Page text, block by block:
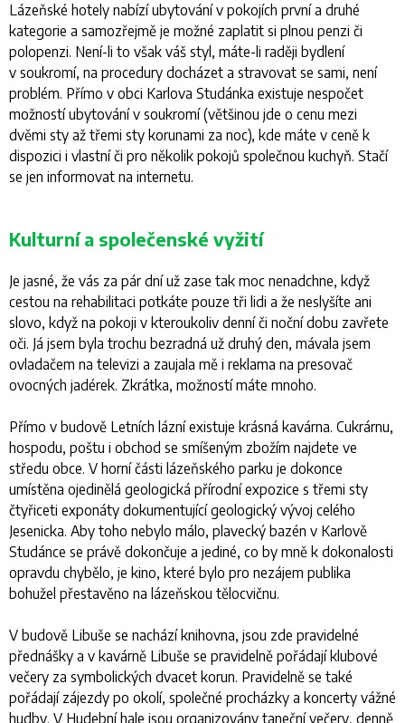
Lázeňské hotely nabízí ubytování v pokojích první a druhé
kategorie a samozřejmě je možné zaplatit si plnou penzi či
polopenzi. Není-li to však váš styl, máte-li raději bydlení
v soukromí, na procedury docházet a stravovat se sami, není
problém. Přímo v obci Karlova Studánka existuje nespočet
možností ubytování v soukromí (většinou jde o cenu mezi
dvěmi sty až třemi sty korunami za noc), kde máte v ceně k
dispozici i vlastní či pro několik pokojů společnou kuchyň. Stačí
se jen informovat na internetu.
Kulturní a společenské vyžití
Je jasné, že vás za pár dní už zase tak moc nenadchne, když
cestou na rehabilitaci potkáte pouze tři lidi a že neslyšíte ani
slovo, když na pokoji v kteroukoliv denní či noční dobu zavřete
oči. Já jsem byla trochu bezradná už druhý den, mávala jsem
ovladačem na televizi a zaujala mě i reklama na presovač
ovocných jadérek. Zkrátka, možností máte mnoho.
Přímo v budově Letních lázní existuje krásná kavárna. Cukrárnu,
hospodu, poštu i obchod se smíšeným zbožím najdete ve
středu obce. V horní části lázeňského parku je dokonce
umístěna ojedinělá geologická přírodní expozice s třemi sty
čtyřiceti exponáty dokumentující geologický vývoj celého
Jesenicka. Aby toho nebylo málo, plavecký bazén v Karlově
Studánce se právě dokončuje a jediné, co by mně k dokonalosti
opravdu chybělo, je kino, které bylo pro nezájem publika
bohužel přestavěno na lázeňskou tělocvičnu.
V budově Libuše se nachází knihovna, jsou zde pravidelné
přednášky a v kavárně Libuše se pravidelně pořádají klubové
večery za symbolických dvacet korun. Pravidelně se také
pořádají zájezdy po okolí, společné procházky a koncerty vážné
hudby. V Hudební hale jsou organizovány taneční večery, denně